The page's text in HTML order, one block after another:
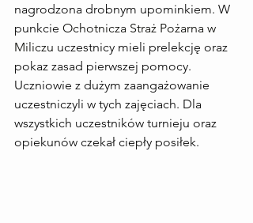
nagrodzona drobnym upominkiem. W
punkcie Ochotnicza Straż Pożarna w
Miliczu uczestnicy mieli prelekcję oraz
pokaz zasad pierwszej pomocy.
Uczniowie z dużym zaangażowanie
uczestniczyli w tych zajęciach. Dla
wszystkich uczestników turnieju oraz
opiekunów czekał ciepły posiłek.